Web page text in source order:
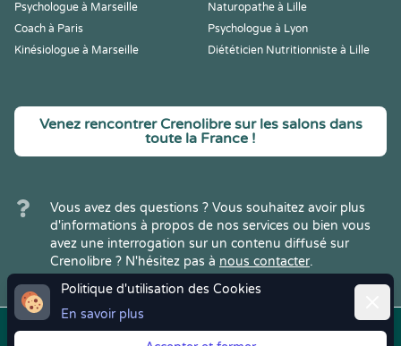
Politique d'utilisation des Cookies
En savoir plus
Psychologue à Marseille
Naturopathe à Lille
Coach à Paris
Psychologue à Lyon
Kinésiologue à Marseille
Diététicien Nutritionniste à Lille
Venez rencontrer Crenolibre sur les salons dans
toute la France !
Vous avez des questions ? Vous souhaitez avoir plus
d'informations à propos de nos services ou bien vous
avez une interrogation sur un contenu diffusé sur
Crenolibre ? N'hésitez pas à nous contacter.
Copyright © 2022Crenolibre, tous Mentions | CGV | RGPD